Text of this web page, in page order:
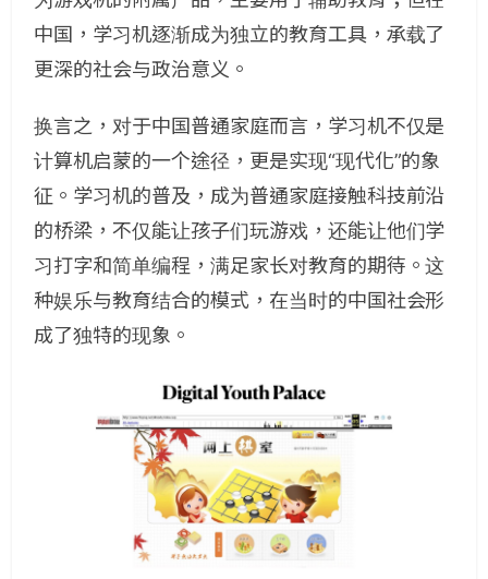
中国，学习机逐渐成为独立的教育工具，承载了
更深的社会与政治意义。
换言之，对于中国普通家庭而言，学习机不仅是
计算机启蒙的一个途径，更是实现“现代化”的象
征。学习机的普及，成为普通家庭接触科技前沿
的桥梁，不仅能让孩子们玩游戏，还能让他们学
习打字和简单编程，满足家长对教育的期待。这
种娱乐与教育结合的模式，在当时的中国社会形
成了独特的现象。